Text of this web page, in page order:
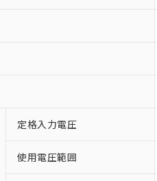
定格入力電圧
使用電圧範囲